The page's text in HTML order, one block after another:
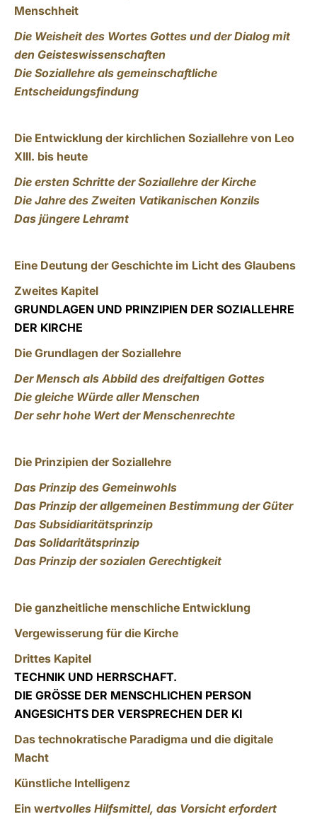
Menschheit
Die Weisheit des Wortes Gottes und der Dialog mit
den Geisteswissenschaften
Die Soziallehre als gemeinschaftliche
Entscheidungsfindung
Die Entwicklung der kirchlichen Soziallehre von Leo
XIII. bis heute
Die ersten Schritte der Soziallehre der Kirche
Die Jahre des Zweiten Vatikanischen Konzils
Das jüngere Lehramt
Eine Deutung der Geschichte im Licht des Glaubens
Zweites Kapitel
GRUNDLAGEN UND PRINZIPIEN DER SOZIALLEHRE
DER KIRCHE
Die Grundlagen der Soziallehre
Der Mensch als Abbild des dreifaltigen Gottes
Die gleiche Würde aller Menschen
Der sehr hohe Wert der Menschenrechte
Die Prinzipien der Soziallehre
Das Prinzip des Gemeinwohls
Das Prinzip der allgemeinen Bestimmung der Güter
Das Subsidiaritätsprinzip
Das Solidaritätsprinzip
Das Prinzip der sozialen Gerechtigkeit
Die ganzheitliche menschliche Entwicklung
Vergewisserung für die Kirche
Drittes Kapitel
TECHNIK UND HERRSCHAFT.
DIE GRÖSSE DER MENSCHLICHEN PERSON
ANGESICHTS DER VERSPRECHEN DER KI
Das technokratische Paradigma und die digitale
Macht
Künstliche Intelligenz
Ein wertvolles Hilfsmittel, das Vorsicht erfordert